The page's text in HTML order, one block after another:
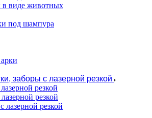
виде животных
под шампура
заборы с лазерной резкой
резкой
резкой
лазерной резкой